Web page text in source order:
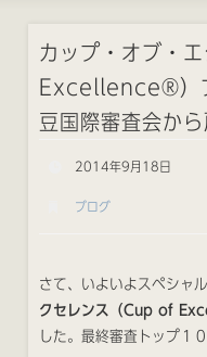
カップ・オブ・
Excellence®）
豆国際審査会か
2014年9月18日
ブログ
さて、いよいよスペシャ
クセレンス（Cup of
した。最終審査トップ１